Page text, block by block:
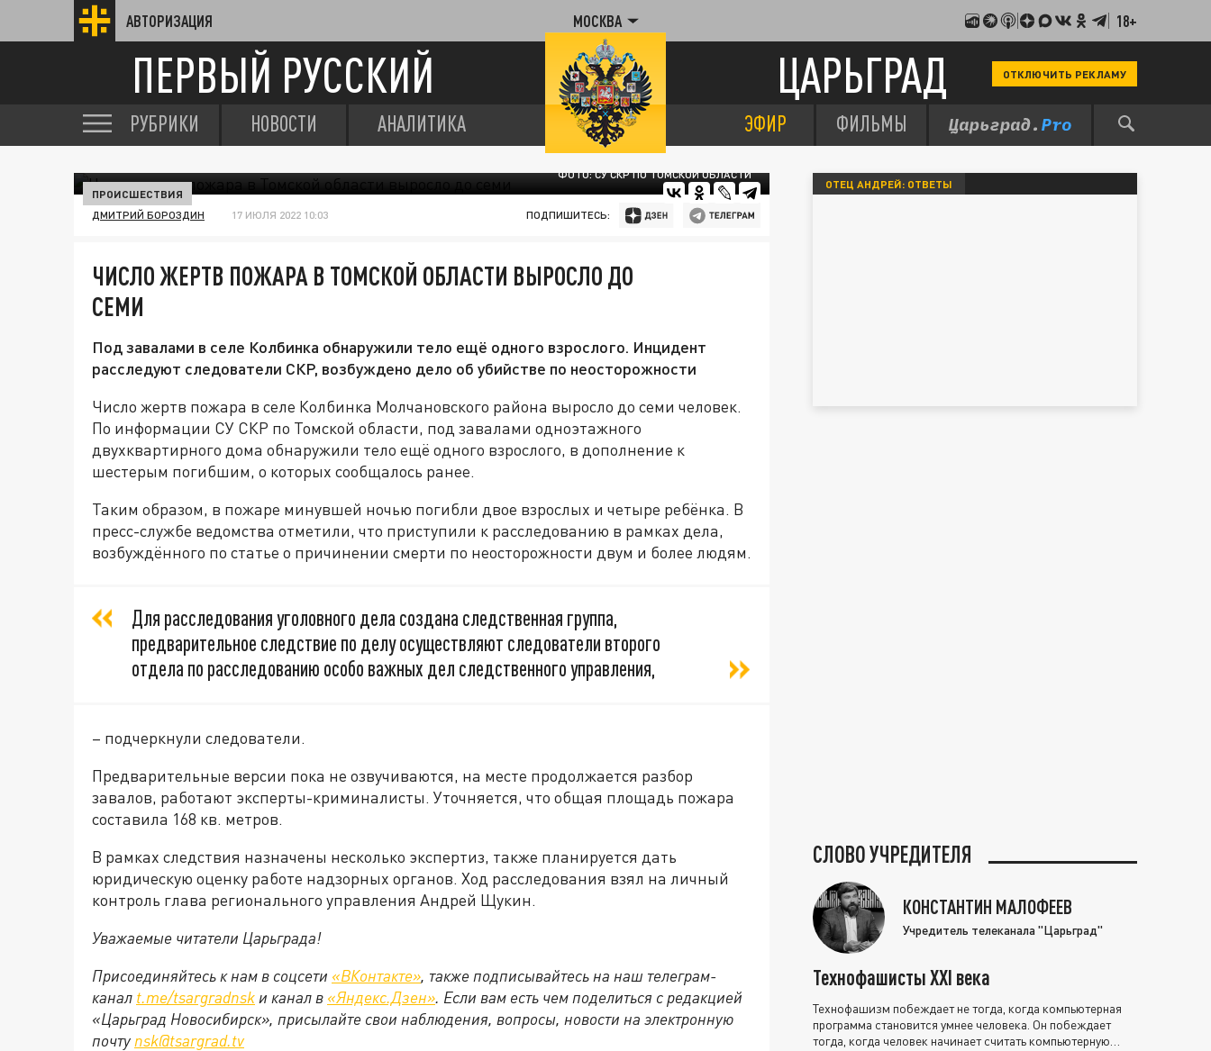
АВТОРИЗАЦИЯ МОСКВА 18+
ПЕРВЫЙ РУССКИЙ ЦАРЬГРАД ОТКЛЮЧИТЬ РЕКЛАМУ
РУБРИКИ НОВОСТИ АНАЛИТИКА ЭФИР ФИЛЬМЫ
ФОТО: СУ СКР ПО ТОМСКОЙ ОБЛАСТИ
ПРОИСШЕСТВИЯ
ДМИТРИЙ БОРОЗДИН 17 ИЮЛЯ 2022 10:03 ПОДПИШИТЕСЬ:
ЧИСЛО ЖЕРТВ ПОЖАРА В ТОМСКОЙ ОБЛАСТИ ВЫРОСЛО ДО
СЕМИ
Под завалами в селе Колбинка обнаружили тело ещё одного взрослого. Инцидент
расследуют следователи СКР, возбуждено дело об убийстве по неосторожности
Число жертв пожара в селе Колбинка Молчановского района выросло до семи человек.
По информации СУ СКР по Томской области, под завалами одноэтажного
двухквартирного дома обнаружили тело ещё одного взрослого, в дополнение к
шестерым погибшим, о которых сообщалось ранее.
Таким образом, в пожаре минувшей ночью погибли двое взрослых и четыре ребёнка. В
пресс-службе ведомства отметили, что приступили к расследованию в рамках дела,
возбуждённого по статье о причинении смерти по неосторожности двум и более людям.
Для расследования уголовного дела создана следственная группа,
предварительное следствие по делу осуществляют следователи второго
отдела по расследованию особо важных дел следственного управления,
– подчеркнули следователи.
Предварительные версии пока не озвучиваются, на месте продолжается разбор
завалов, работают эксперты-криминалисты. Уточняется, что общая площадь пожара
составила 168 кв. метров.
В рамках следствия назначены несколько экспертиз, также планируется дать
юридическую оценку работе надзорных органов. Ход расследования взял на личный
контроль глава регионального управления Андрей Щукин.
Уважаемые читатели Царьграда!
Присоединяйтесь к нам в соцсети «ВКонтакте», также подписывайтесь на наш телеграм-
канал t.me/tsargradnsk и канал в «Яндекс.Дзен». Если вам есть чем поделиться с редакцией
«Царьград Новосибирск», присылайте свои наблюдения, вопросы, новости на электронную
почту nsk@tsargrad.tv
ОТЕЦ АНДРЕЙ: ОТВЕТЫ
СЛОВО УЧРЕДИТЕЛЯ
КОНСТАНТИН МАЛОФЕЕВ
Учредитель телеканала "Царьград"
Технофашисты XXI века
Технофашизм побеждает не тогда, когда компьютерная
программа становится умнее человека. Он побеждает
тогда, когда человек начинает считать компьютерную